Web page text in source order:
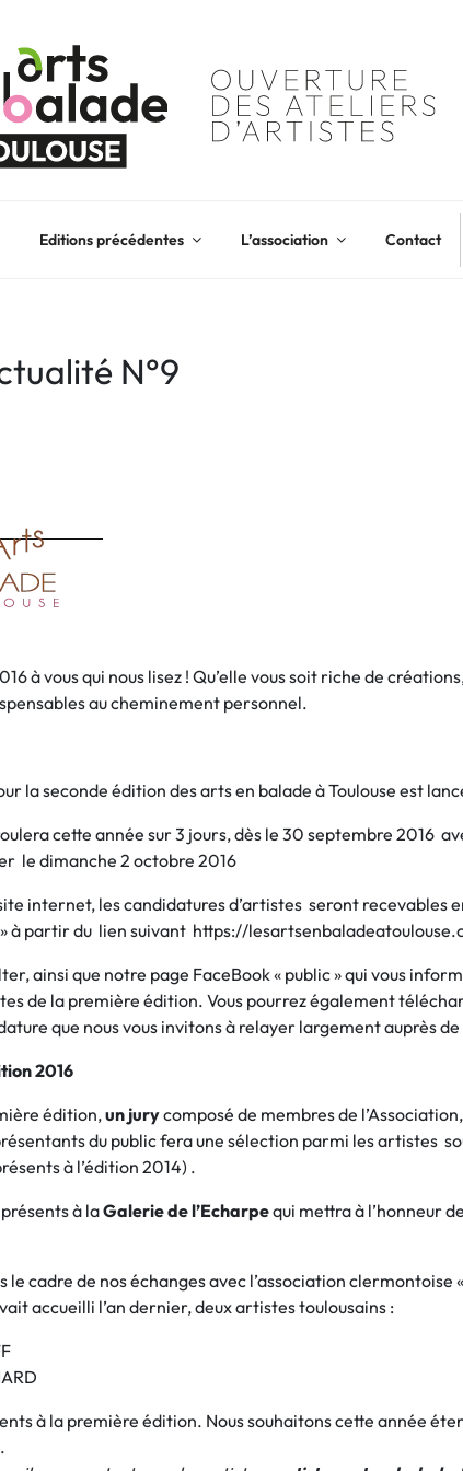
Editions précédentes L’association Contact
N°9
à vous qui nous lisez ! Qu’elle vous soit riche de
au cheminement personnel.
la seconde édition des arts en balade à Toulouse est
cette année sur 3 jours, dès le 30 septembre 2016
le dimanche 2 octobre 2016
internet, les candidatures d’artistes seront recevables
à partir du lien suivant https://
ainsi que notre page FaceBook « public » qui vous
de la première édition. Vous pourrez également
que nous vous invitons à relayer largement auprès
2016
édition,un jurycomposé de membres de
du public fera une sélection parmi les artistes
à l’édition 2014) .
à laGalerie de l’Echarpequi mettra à l’honneur
le cadre de nos échanges avec l’association clermontoise
accueilli l’an dernier, deux artistes toulousains :
à la première édition. Nous souhaitons cette année
.